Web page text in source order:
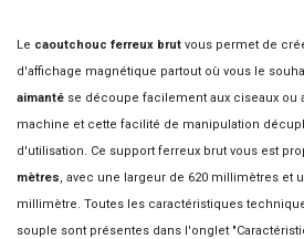
Le caoutchouc ferreux brut vous permet de
d'affichage magnétique partout où vous le
aimanté se découpe facilement aux ciseaux ou
machine et cette facilité de manipulation
d'utilisation. Ce support ferreux brut vous est
mètres , avec une largeur de 620 millimètres et
millimètre. Toutes les caractéristiques
souple sont présentes dans l'onglet